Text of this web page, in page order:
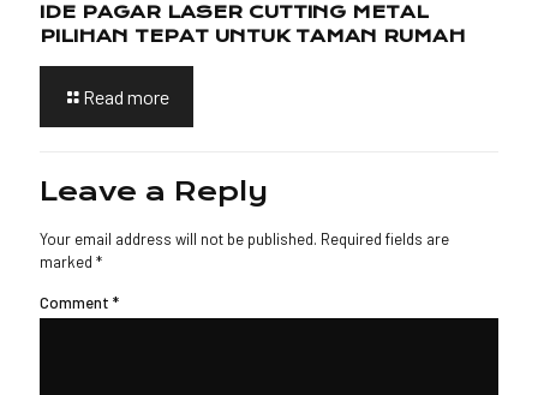
IDE PAGAR LASER CUTTING METAL
PILIHAN TEPAT UNTUK TAMAN RUMAH
Read more
Leave a Reply
Your email address will not be published. Required fields are
marked *
Comment *